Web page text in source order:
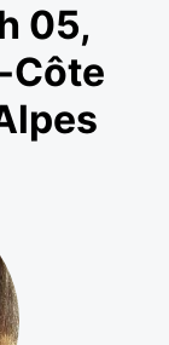
05,
Côte